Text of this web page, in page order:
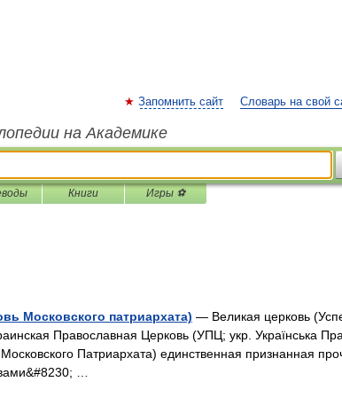
Запомнить сайт Словарь на свой
на Академике
Книги Игры ⚽
Московского патриархата) — Великая церковь
Православная Церковь (УПЦ; укр. Українська
Патриархата) единственная признанная
…